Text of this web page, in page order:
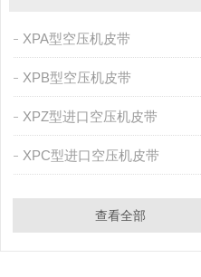
XPA型空压机皮带
XPB型空压机皮带
XPZ型进口空压机皮带
XPC型进口空压机皮带
查看全部